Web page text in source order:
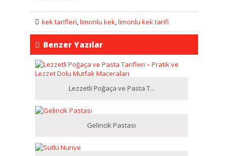
kek tarifleri,limonlu kek,limonlu kek tarifi
Benzer Yazılar
Lezzetli Poğaça ve Pasta T...
Gelincik Pastası